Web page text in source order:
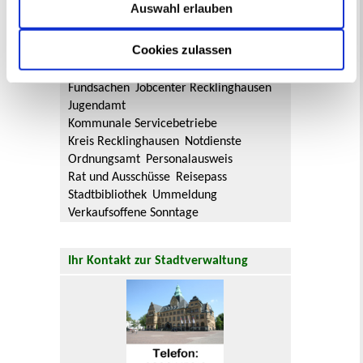
Cookies zulassen
Auswahl erlauben
Abfallkalender Anmeldung
Ausländer und Integrationsarbeit
Ausschreibungen Bauanträge online
Baustellen Bürgerbüro Formulare
Fundsachen Jobcenter Recklinghausen
Jugendamt
Kommunale Servicebetriebe
Kreis Recklinghausen Notdienste
Ordnungsamt Personalausweis
Rat und Ausschüsse Reisepass
Stadtbibliothek Ummeldung
Verkaufsoffene Sonntage
Ihr Kontakt zur Stadtverwaltung